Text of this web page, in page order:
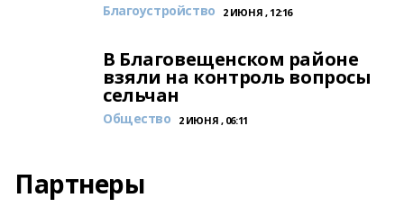
Благоустройство 2 ИЮНЯ , 12:16
В Благовещенском районе
взяли на контроль вопросы
сельчан
Общество 2 ИЮНЯ , 06:11
Партнеры